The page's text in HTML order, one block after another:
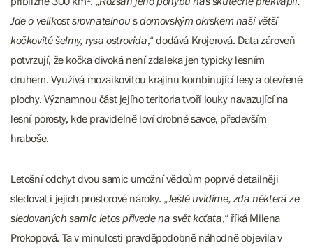
Jde o velikost srovnatelnou s domovským okrskem naší větší
kočkovité šelmy, rysa ostrovida,“ dodává Krojerová. Data zároveň
potvrzují, že kočka divoká není zdaleka jen typicky lesním
druhem. Využívá mozaikovitou krajinu kombinující lesy a otevřené
plochy. Významnou část jejího teritoria tvoří louky navazující na
lesní porosty, kde pravidelně loví drobné savce, především
hraboše.
Letošní odchyt dvou samic umožní vědcům poprvé detailněji
sledovat i jejich prostorové nároky. „Ještě uvidíme, zda některá ze
sledovaných samic letos přivede na svět koťata,“ říká Milena
Prokopová. Ta v minulosti pravděpodobně náhodně objevila v